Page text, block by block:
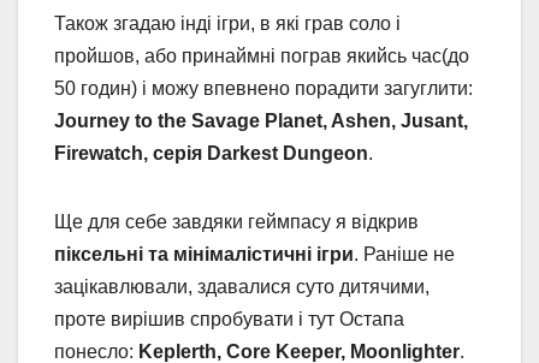
Також згадаю інді ігри, в які грав соло і
пройшов, або принаймні пограв якийсь час(до
50 годин) і можу впевнено порадити загуглити:
Journey to the Savage Planet, Ashen, Jusant,
Firewatch, серія Darkest Dungeon.
Ще для себе завдяки геймпасу я відкрив
піксельні та мінімалістичні ігри. Раніше не
зацікавлювали, здавалися суто дитячими,
проте вирішив спробувати і тут Остапа
понесло: Keplerth, Core Keeper, Moonlighter.